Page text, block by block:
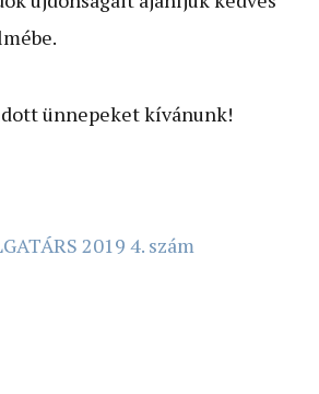
ünnepeket kívánunk!
2019 4. szám